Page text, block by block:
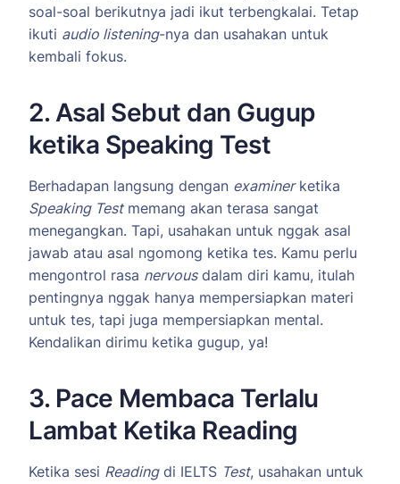
soal-soal berikutnya jadi ikut terbengkalai. Tetap
ikuti audio listening-nya dan usahakan untuk
kembali fokus.
2. Asal Sebut dan Gugup
ketika Speaking Test
Berhadapan langsung dengan examinerketika
Speaking Testmemang akan terasa sangat
menegangkan. Tapi, usahakan untuk nggak asal
jawab atau asal ngomong ketika tes. Kamu perlu
mengontrol rasa nervousdalam diri kamu, itulah
pentingnya nggak hanya mempersiapkan materi
untuk tes, tapi juga mempersiapkan mental.
Kendalikan dirimu ketika gugup, ya!
3. Pace Membaca Terlalu
Lambat Ketika Reading
Ketika sesi Readingdi IELTS Test, usahakan untuk